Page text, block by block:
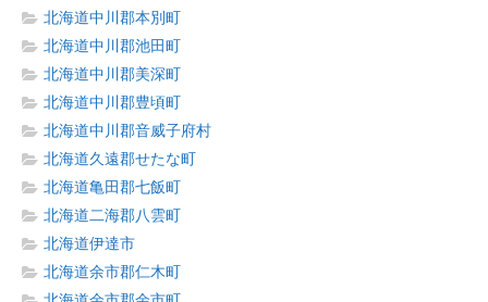
北海道中川郡本別町
北海道中川郡池田町
北海道中川郡美深町
北海道中川郡豊頃町
北海道中川郡音威子府村
北海道久遠郡せたな町
北海道亀田郡七飯町
北海道二海郡八雲町
北海道伊達市
北海道余市郡仁木町